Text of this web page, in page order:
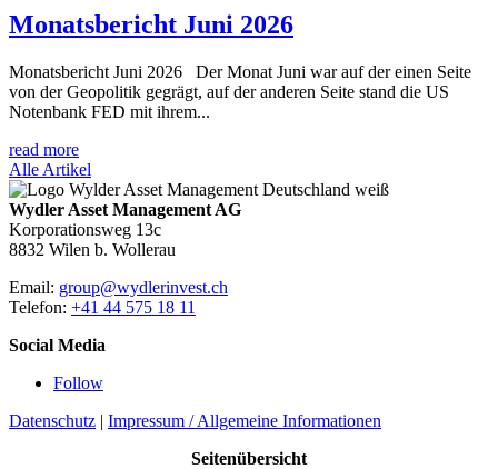
Monatsbericht Juni 2026
Monatsbericht Juni 2026 Der Monat Juni war auf der einen Seite
von der Geopolitik gegrägt, auf der anderen Seite stand die US
Notenbank FED mit ihrem...
read more
Alle Artikel
Wydler Asset Management AG
Korporationsweg 13c
8832 Wilen b. Wollerau
Email: group@wydlerinvest.ch
Telefon: +41 44 575 18 11
Social Media
Follow
Datenschutz | Impressum / Allgemeine Informationen
Seitenübersicht